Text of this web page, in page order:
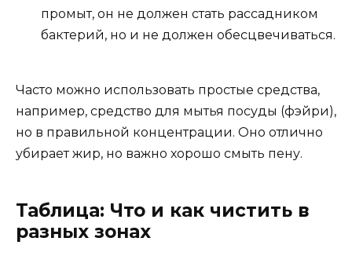
промыт, он не должен стать рассадником
бактерий, но и не должен обесцвечиваться.
Часто можно использовать простые средства,
например, средство для мытья посуды (фэйри),
но в правильной концентрации. Оно отлично
убирает жир, но важно хорошо смыть пену.
Таблица: Что и как чистить в
разных зонах